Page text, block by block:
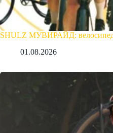
SHULZ МУВИРАЙД: велосипед,
01.08.2026